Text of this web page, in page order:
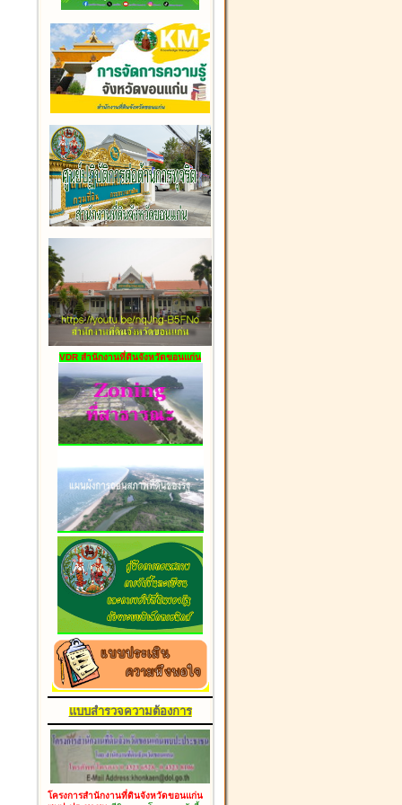
VDR สำนักงานที่ดินจังหวัดขอนแก่น
แบบสำรวจความต้องการ
โครงการสำนักงานที่ดินจังหวัดขอนแก่น